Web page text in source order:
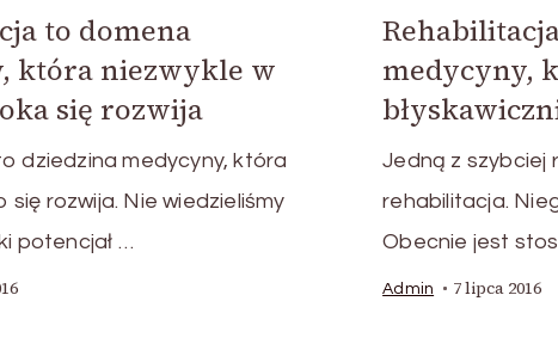
to domena
która niezwykle w
się rozwija
dziedzina medycyny, która
rozwija. Nie wiedzieliśmy
potencjał …
medycyny,
Jedną z szybciej
rehabilitacja.
Obecnie jest
Admin 7 lipca 2016